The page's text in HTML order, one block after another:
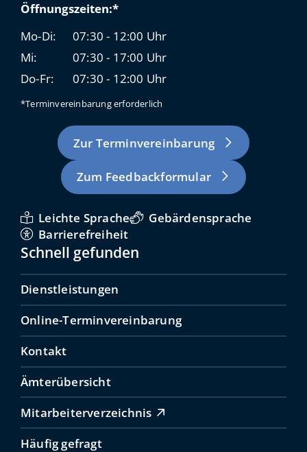
Öffnungszeiten:*
Mo-Di:
07:30 - 12:00 Uhr
Mi:
07:30 - 17:00 Uhr
Do-Fr:
07:30 - 12:00 Uhr
*Terminvereinbarung erforderlich
Zur Terminvereinbarung
Zum Feedbackformular
Leichte Sprache
Gebärdensprache
Barrierefreiheit
Schnell gefunden
Dienstleistungen
Online-Terminvereinbarung
Kontakt
Ämterübersicht
Mitarbeiterverzeichnis
Häufig gefragt